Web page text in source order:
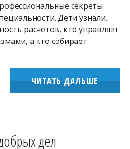
секреты
Дети узнали,
расчетов, кто управляет
а кто собирает
ЧИТАТЬ ДАЛЬШЕ
дел